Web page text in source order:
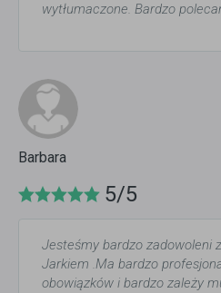
wytłumaczone. Bardzo
Barbara
5/5
Jesteśmy bardzo zadowoleni
Jarkiem .Ma bardzo
obowiązków i bardzo zależy